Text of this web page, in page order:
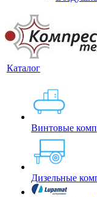
Каталог
Винтовые
Дизельные